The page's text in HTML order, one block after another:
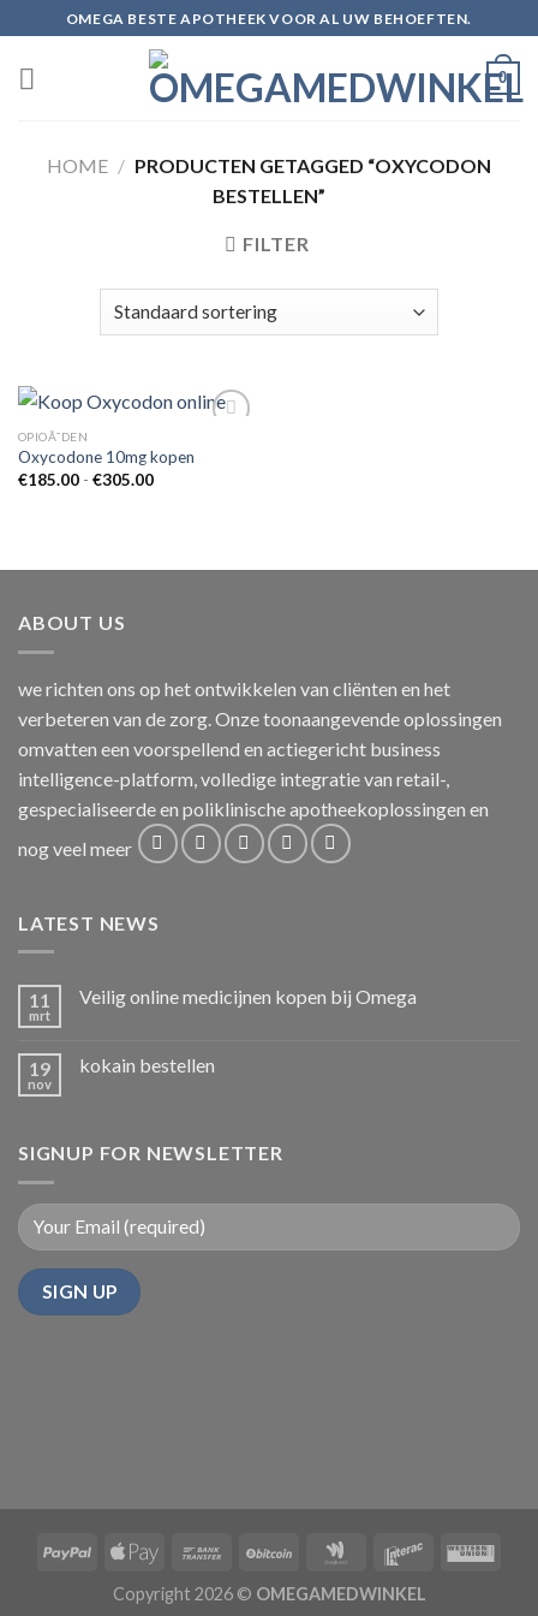
to
content
OMEGA BESTE APOTHEEK VOOR AL UW BEHOEFTEN.
0
HOME / PRODUCTEN GETAGGED “OXYCODON
BESTELLEN”
FILTER
OPIOÃ¯DEN
Oxycodone 10mg kopen
€185.00 - €305.00Prijsklasse:
ABOUT US
we richten ons op het ontwikkelen van cliënten en het
verbeteren van de zorg. Onze toonaangevende oplossingen
omvatten een voorspellend en actiegericht business
intelligence-platform, volledige integratie van retail-,
gespecialiseerde en poliklinische apotheekoplossingen en
nog veel meer
LATEST NEWS
11
mrt
Veilig online medicijnen kopen bij Omega
19
nov
kokain bestellen
SIGNUP FOR NEWSLETTER
Copyright 2026 © OMEGAMEDWINKEL